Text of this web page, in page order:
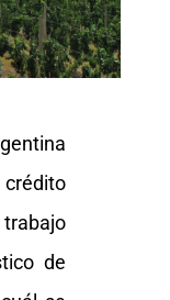
de